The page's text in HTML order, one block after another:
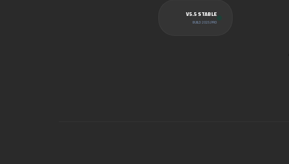
V5.5 STABLE
BUILD 2025.PRO